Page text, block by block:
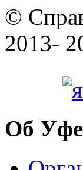
©
2013-
Об Уфе